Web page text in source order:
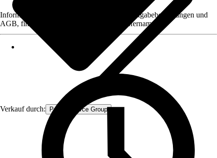
Verkauf durch: Procommerce Group
Informationen des Verkäufers, wie z. B. Rückgabebedingungen und
AGB, finden Sie bei Klick auf den Verkäufernamen.